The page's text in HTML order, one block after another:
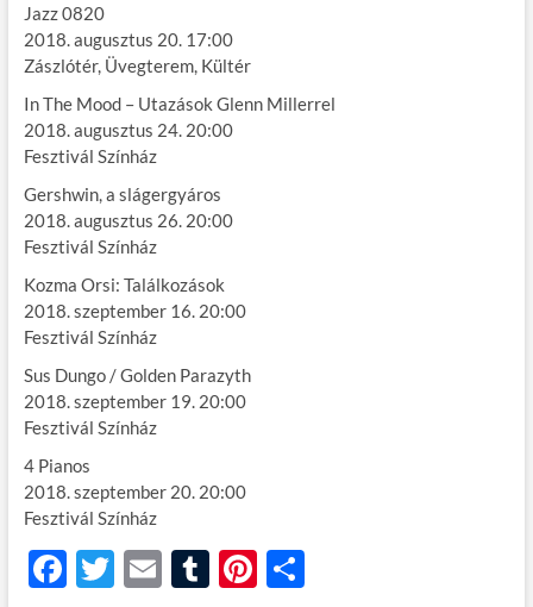
Jazz 0820
2018. augusztus 20. 17:00
Zászlótér, Üvegterem, Kültér
In The Mood – Utazások Glenn Millerrel
2018. augusztus 24. 20:00
Fesztivál Színház
Gershwin, a slágergyáros
2018. augusztus 26. 20:00
Fesztivál Színház
Kozma Orsi: Találkozások
2018. szeptember 16. 20:00
Fesztivál Színház
Sus Dungo / Golden Parazyth
2018. szeptember 19. 20:00
Fesztivál Színház
4 Pianos
2018. szeptember 20. 20:00
Fesztivál Színház
F T E T Pi O